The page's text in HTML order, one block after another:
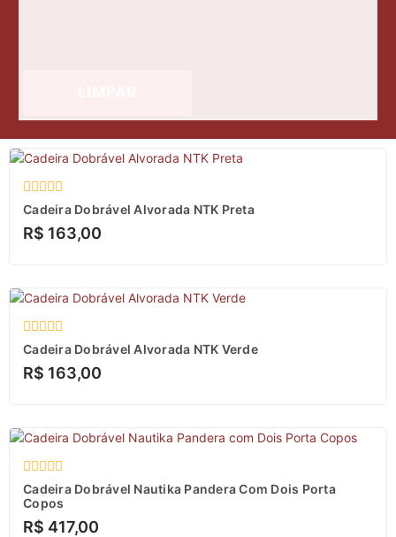
Esgotado
Avaliação
de
Cadeira Dobrável Alvorada NTK Preta
R$ 163,00
Avaliação
de
Cadeira Dobrável Alvorada NTK Verde
R$ 163,00
Avaliação
0
de
5
Cadeira Dobrável Nautika Pandera Com Dois Porta
Copos
R$ 417,00